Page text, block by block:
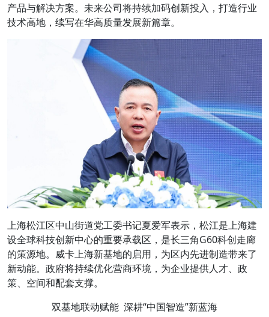
产品与解决方案。未来公司将持续加码创新投入，打造行业
技术高地，续写在华高质量发展新篇章。
上海松江区中山街道党工委书记夏爱军表示，松江是上海建
设全球科技创新中心的重要承载区，是长三角G60科创走廊
的策源地。威卡上海新基地的启用，为区内先进制造带来了
新动能。政府将持续优化营商环境，为企业提供人才、政
策、空间和配套支撑。
双基地联动赋能 深耕“中国智造”新蓝海